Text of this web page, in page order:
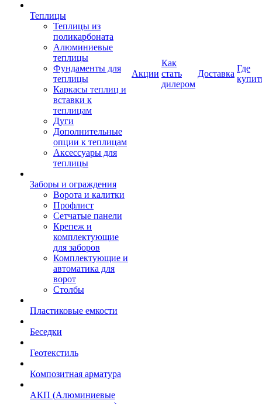
Теплицы
Теплицы из
поликарбоната
Алюминиевые
теплицы
Фундаменты для
теплицы
Каркасы теплиц и
вставки к
теплицам
Дуги
Дополнительные
опции к теплицам
Аксессуары для
теплицы
Заборы и ограждения
Ворота и калитки
Профлист
Сетчатые панели
Крепеж и
комплектующие
для заборов
Комплектующие и
автоматика для
ворот
Столбы
Пластиковые емкости
Беседки
Геотекстиль
Композитная арматура
АКП (Алюминиевые
Акции
Как
стать
дилером
Доставка
Где